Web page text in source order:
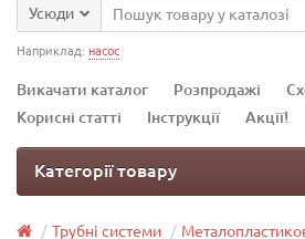
Усюди
Наприклад: насос
Викачати каталог Розпродажі
Корисні статті
Інструкції Акції!
Категорії товару
Трубні системи